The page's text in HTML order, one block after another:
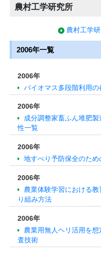
農村工学研究所
農村工学
2006年一覧
2006年
バイオマス多段階利用
2006年
成分調整家畜ふん堆肥
性一覧
2006年
地すべり予防保全のた
2006年
農業体験学習における
り組み方法
2006年
農業用無人ヘリ活用を
査技術